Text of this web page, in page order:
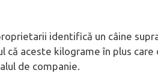
identifică un câine
că aceste kilograme în plus
de companie.